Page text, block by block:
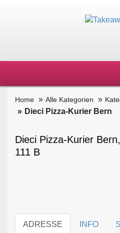
Home Alle Kategorien
Dieci Pizza-Kurier Bern
Dieci Pizza-Kurier
111 B
ADRESSE INFO